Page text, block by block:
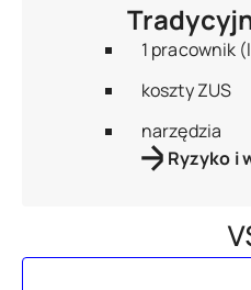
1 pracownik
koszty ZUS
narzędzia
Ryzyko i